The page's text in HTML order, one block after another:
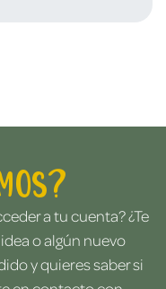
a tu cuenta? ¿Te
o algún nuevo
y quieres saber si